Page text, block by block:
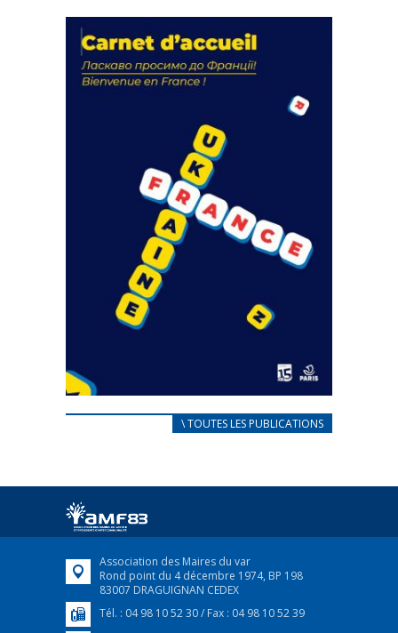
actions
18 septembre 2023
FEUILLETER
CARNET D’ACCUEIL
Afin d’accompagner au mieux les réfugiés
FEUILLETER
\ TOUTES LES PUBLICATIONS
Association des Maires du var
Rond point du 4 décembre 1974, BP 198
83007 DRAGUIGNAN CEDEX
Tél. : 04 98 10 52 30 / Fax : 04 98 10 52 39